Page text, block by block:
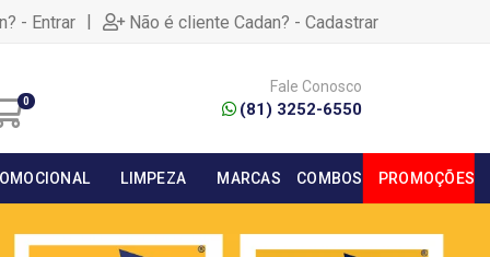
- Entrar | Não é cliente Cadan? - Cadastrar
0
Fale Conosco
(81) 3252-6550
LIMPEZA MARCAS COMBOS PROMOÇÕES